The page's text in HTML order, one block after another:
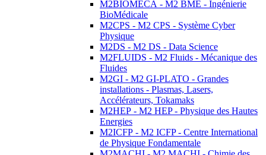
M2BIOMECA - M2 BME - Ingénierie
BioMédicale
M2CPS - M2 CPS - Système Cyber
Physique
M2DS - M2 DS - Data Science
M2FLUIDS - M2 Fluids - Mécanique des
Fluides
M2GI - M2 GI-PLATO - Grandes
installations - Plasmas, Lasers,
Accélérateurs, Tokamaks
M2HEP - M2 HEP - Physique des Hautes
Energies
M2ICFP - M2 ICFP - Centre International
de Physique Fondamentale